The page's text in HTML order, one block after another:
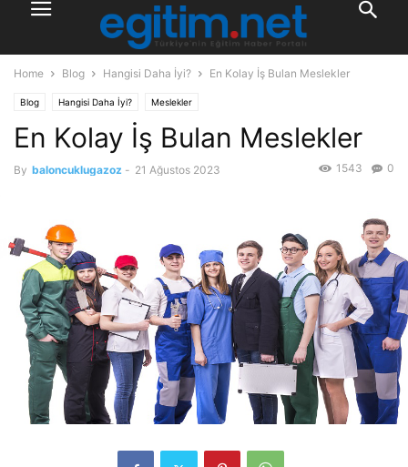
Home Blog Hangisi Daha İyi? En Kolay İş Bulan Meslekler
Blog Hangisi Daha İyi? Meslekler
En Kolay İş Bulan Meslekler
By baloncuklugazoz - 21 Ağustos 2023 0
1543